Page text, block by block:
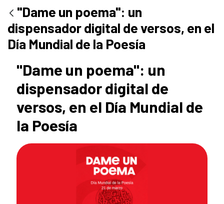
"Dame un poema": un
dispensador digital de versos, en el
Día Mundial de la Poesía
"Dame un poema": un
dispensador digital de
versos, en el Día Mundial de
la Poesía